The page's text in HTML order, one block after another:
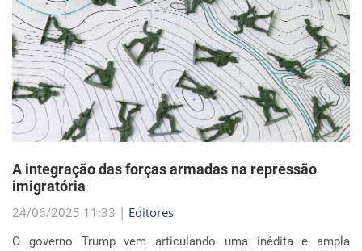
imigratória
24/06/2025 11:33 |
O governo Trump vem articulando uma inédita e ampla
mobilização da Guarda Nacional para atuar diretamente em